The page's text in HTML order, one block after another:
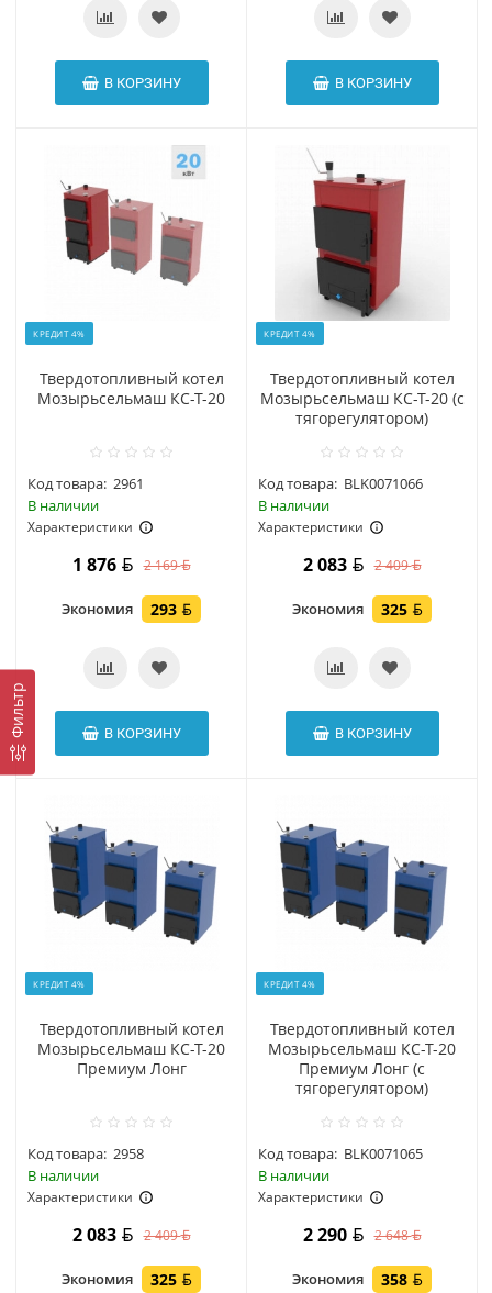
Фильтр
В КОРЗИНУ В КОРЗИНУ
КРЕДИТ 4%
Твердотопливный котел
Мозырьсельмаш КС-Т-20
Код товара: 2961
В наличии
Характеристики
1 876 2 169
Экономия 293
В КОРЗИНУ
КРЕДИТ 4%
Твердотопливный котел
Мозырьсельмаш КС-Т-20 (с
тягорегулятором)
Код товара: BLK0071066
В наличии
Характеристики
2 083 2 409
Экономия 325
В КОРЗИНУ
КРЕДИТ 4%
Твердотопливный котел
Мозырьсельмаш КС-Т-20
Премиум Лонг
Код товара: 2958
В наличии
Характеристики
2 083 2 409
Экономия 325
КРЕДИТ 4%
Твердотопливный котел
Мозырьсельмаш КС-Т-20
Премиум Лонг (с
тягорегулятором)
Код товара: BLK0071065
В наличии
Характеристики
2 290 2 648
Экономия 358